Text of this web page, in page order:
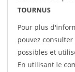
TOURNUS
Pour plus
pouvez
possibles et
En utilisant le